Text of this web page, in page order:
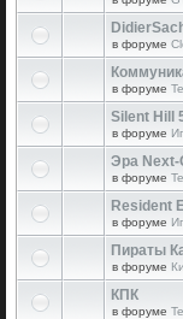
в форуме
в форуме
Silent Hill
в форуме
Эра Next-
в форуме
Resident
в форуме
Пираты
в форуме
КПК
в форуме